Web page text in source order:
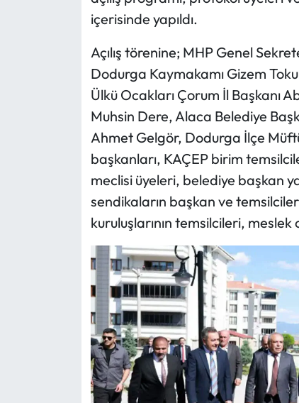
içerisinde yapıldı.
Açılış törenine; MHP Genel
Dodurga Kaymakamı Gizem
Ülkü Ocakları Çorum İl Başkanı
Muhsin Dere, Alaca Belediye
Ahmet Gelgör, Dodurga İlçe
başkanları, KAÇEP birim
meclisi üyeleri, belediye başkan
sendikaların başkan ve
kuruluşlarının temsilcileri, meslek
Oğuzlar Haberleri
Ortaköy Haberleri
Osmancık Haberleri
Otomotiv
Resmi İlan
Resmi Reklam
Sungurlu Haberleri